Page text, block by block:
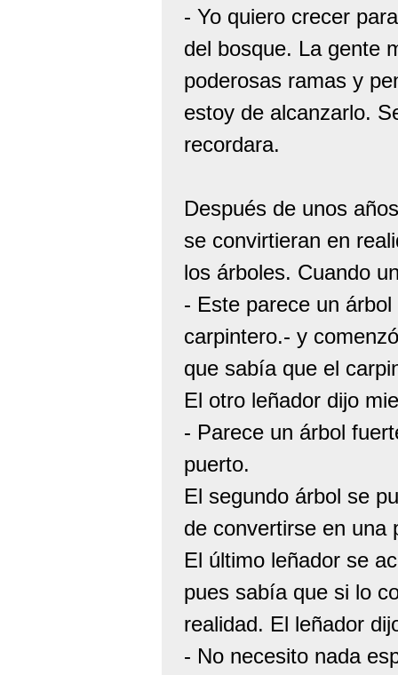
- Yo quiero crecer
del bosque. La gente
poderosas ramas y
estoy de alcanzarlo.
recordara.
Después de unos
se convirtieran en
los árboles. Cuando
- Este parece un
carpintero.- y
que sabía que el
El otro leñador dijo
- Parece un árbol
puerto.
El segundo árbol se
de convertirse en una
El último leñador se
pues sabía que si lo
realidad. El leñador
- No necesito nada